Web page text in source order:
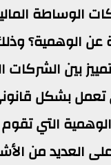
الوساطة
الوهمية؟
بين الشركات
تعمل بشكل
التي
العديد من